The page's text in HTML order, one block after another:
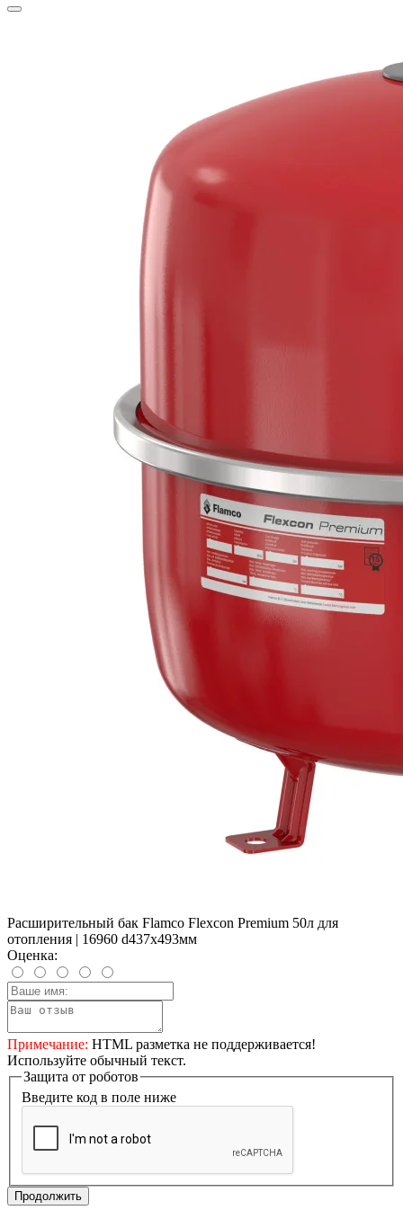
Расширительный бак Flamco Flexcon Premium 50л для
отопления | 16960 d437x493мм
Оценка:
Примечание: HTML разметка не поддерживается!
Используйте обычный текст.
Защита от роботов
Введите код в поле ниже
Продолжить